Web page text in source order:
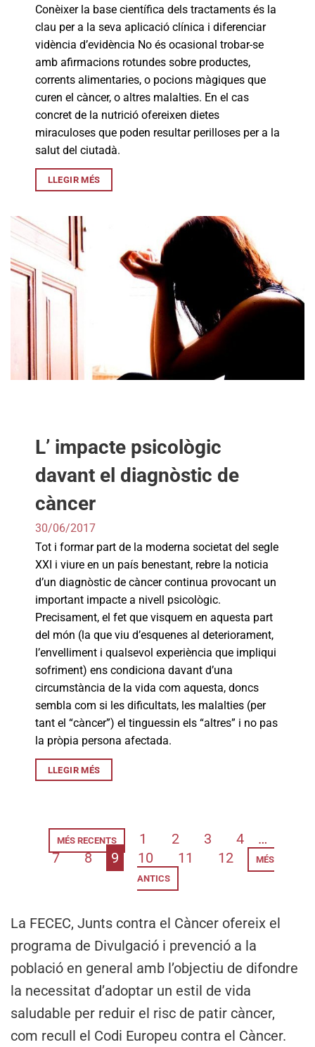
Conèixer la base científica dels tractaments és la
clau per a la seva aplicació clínica i diferenciar
vidència d’evidència No és ocasional trobar-se
amb afirmacions rotundes sobre productes,
corrents alimentaries, o pocions màgiques que
curen el càncer, o altres malalties. En el cas
concret de la nutrició ofereixen dietes
miraculoses que poden resultar perilloses per a la
salut del ciutadà.
LLEGIR MÉS
L’ impacte psicològic
davant el diagnòstic de
càncer
30/06/2017
Tot i formar part de la moderna societat del segle
XXI i viure en un país benestant, rebre la noticia
d’un diagnòstic de càncer continua provocant un
important impacte a nivell psicològic.
Precisament, el fet que visquem en aquesta part
del món (la que viu d’esquenes al deteriorament,
l’envelliment i qualsevol experiència que impliqui
sofriment) ens condiciona davant d’una
circumstància de la vida com aquesta, doncs
sembla com si les dificultats, les malalties (per
tant el “càncer”) el tinguessin els “altres” i no pas
la pròpia persona afectada.
LLEGIR MÉS
MÉS RECENTS 1 2 3 4
…
7
8 9 10 11 12
MÉS
ANTICS
La FECEC, Junts contra el Càncer ofereix el
programa de Divulgació i prevenció a la
població en general amb l’objectiu de difondre
la necessitat d’adoptar un estil de vida
saludable per reduir el risc de patir càncer,
com recull el Codi Europeu contra el Càncer.